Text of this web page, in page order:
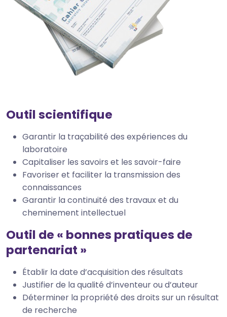
Outil scientifique
Garantir la traçabilité des expériences du
laboratoire
Capitaliser les savoirs et les savoir-faire
Favoriser et faciliter la transmission des
connaissances
Garantir la continuité des travaux et du
cheminement intellectuel
Outil de « bonnes pratiques de
partenariat »
Établir la date d’acquisition des résultats
Justifier de la qualité d’inventeur ou d’auteur
Déterminer la propriété des droits sur un résultat
de recherche